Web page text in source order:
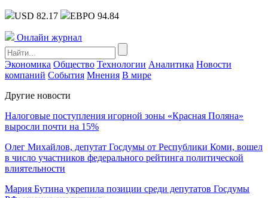
USD 82.17 ЕВРО 94.84
Онлайн журнал
Экономика Общество Технологии Аналитика Новости
компаний События Мнения В мире
Другие новости
Налоговые поступления игорной зоны «Красная Поляна»
выросли почти на 15%
Олег Михайлов, депутат Госдумы от Республики Коми, вошел
в число участников федерального рейтинга политической
влиятельности
Мария Бутина укрепила позиции среди депутатов Госдумы